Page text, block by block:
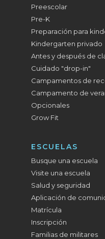
Preescolar
Pre-K
Preparación para
Kindergarten privado
Antes y después de
Cuidado "drop-in"
Campamentos de
Campamento de
Opcionales
Grow Fit
ESCUELAS
Busque una escuela
Visite una escuela
Salud y seguridad
Aplicación de
Matrícula
Inscripción
Familias de militares